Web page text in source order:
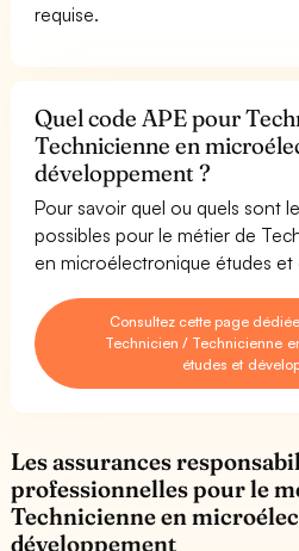
requise.
Quel code APE pour
Technicienne en
développement ?
Pour savoir quel ou quels sont
possibles pour le métier de
en microélectronique études
Consultez cette page
Technicien / Technicienne
études et
Les assurances
professionnelles pour le
Technicienne en
développement